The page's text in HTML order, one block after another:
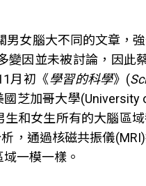
男女腦大不同的文章，
因並未被討論，因此
月初《學習的科學》(
國芝加哥大學
和女生所有的大腦區
，通過核磁共振儀
一模一樣。